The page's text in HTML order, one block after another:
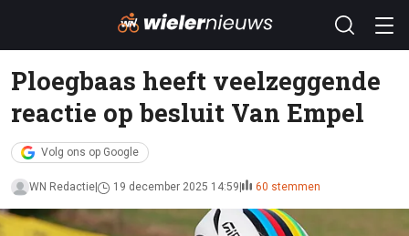
Ploegbaas heeft veelzeggende
reactie op besluit Van Empel
Volg ons op Google
WN Redactie 19 december 2025 14:59 60 stemmen